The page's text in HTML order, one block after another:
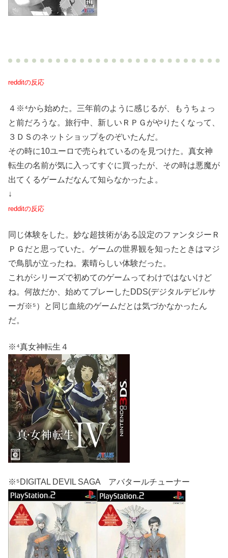
redditの反応
４※⁴から始めた。三年前のように感じるが、もうちょっ
と前だろうな。旅行中、新しいＲＰＧがやりたくなって、
３ＤＳのネットショップをのぞいたんだ。
その時に10ユーロで売られているのを見つけた。真女神
転生の名前が気に入ってすぐに買ったが、その時は悪魔が
出てくるゲームだなんて知らなかったよ。
↓
redditの反応
同じ体験をした。妙な超技術がある設定のファンタジーＲ
ＰＧだと思っていた。ゲームの世界観を知ったときはマジ
で鳥肌が立ったね。素晴らしい体験だった。
これがシリーズで初めてのゲームってわけではないけど
ね。何故だか、始めてプレーしたDDS(デジタルデビルサ
ーガ※⁵）と同じ血統のゲームだとは気づかなかったん
だ。
※⁴真女神転生４
※⁵DIGITAL DEVIL SAGA アバタールチューナー